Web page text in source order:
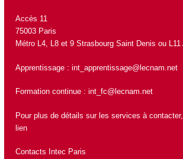
Accès 11
75003 Paris
Métro L4, L8 et 9 Strasbourg Saint Denis ou
Apprentissage : int_apprentissage@lecnam.net
Formation continue : int_fc@lecnam.net
Pour plus de détails sur les services à
lien
Contacts Intec Paris